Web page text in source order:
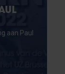
aan Paul